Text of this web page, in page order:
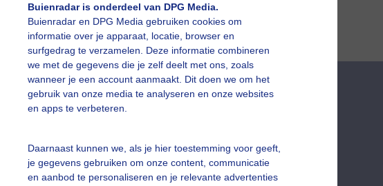
Buienradar is onderdeel van DPG Media.
Buienradar en DPG Media gebruiken cookies om
informatie over je apparaat, locatie, browser en
surfgedrag te verzamelen. Deze informatie combineren
we met de gegevens die je zelf deelt met ons, zoals
wanneer je een account aanmaakt. Dit doen we om het
gebruik van onze media te analyseren en onze websites
en apps te verbeteren.
Daarnaast kunnen we, als je hier toestemming voor geeft,
je gegevens gebruiken om onze content, communicatie
en aanbod te personaliseren en je relevante advertenties
#droogte #duinen #fietser
#halo #hitte #hittegolf #kinderen
#levendestandbeelden
#natuur #opklaringen
#stapelwolkjes #strakblauwe_lucht
alle categorieën
vragen
Mijn weer